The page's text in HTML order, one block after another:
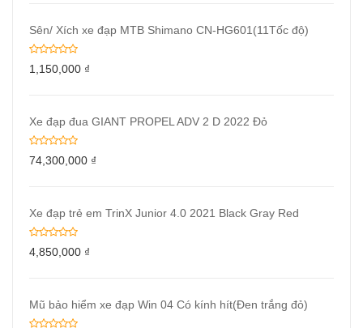
Sên/ Xích xe đạp MTB Shimano CN-HG601(11Tốc độ)
1,150,000 ₫
Xe đạp đua GIANT PROPEL ADV 2 D 2022 Đỏ
74,300,000 ₫
Xe đạp trẻ em TrinX Junior 4.0 2021 Black Gray Red
4,850,000 ₫
Mũ bảo hiểm xe đạp Win 04 Có kính hít(Đen trắng đỏ)